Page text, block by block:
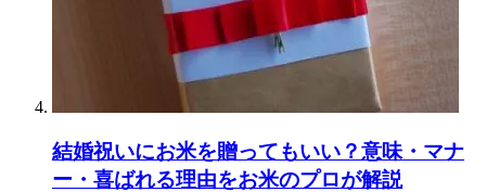
結婚祝いにお米を贈ってもいい？意味・マナ
ー・喜ばれる理由をお米のプロが解説